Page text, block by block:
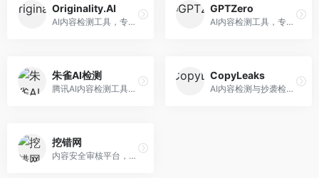
Originality.AI
AI内容检测工具，专注于内容原创性验证。面向内容创作者和出版商，提供AI检测、抄袭检测、批量分析等服务，检测精度高。
GPTZero
AI内容检测工具，专注于AI生成文本识别。面向教育工作者和出版商，提供文本检测、批量分析、API接口等服务，检测准确率高。
朱雀AI检测
腾讯AI内容检测工具，专注于中文内容识别。面向中文用户，提供AI内容检测、文本分析、报告生成等服务，中文检测专业。
CopyLeaks
AI内容检测与抄袭检测平台，专注于内容原创性验证。面向教育机构和出版商，提供AI检测、抄袭检测、多语言支持等服务，检测全面。
挖错网
内容安全审核平台，专注于违规内容检测。面向企业和平台，提供内容审核、敏感词检测、风险预警等服务，安全审核专业。